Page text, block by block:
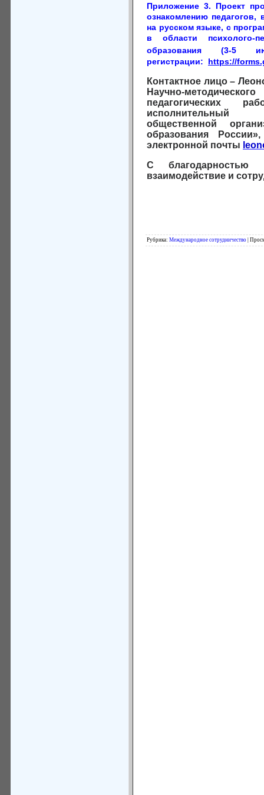
Приложение 3. Проект
ознакомлению педагогов,
на русском языке, с
в области психолого-
образования (3-5
регистрации:
https://
Контактное лицо –
Научно-
педагогических
исполнительный
общественной
образования
электронной почты
С
взаимодействие и
Рубрика: Международное сотрудничество